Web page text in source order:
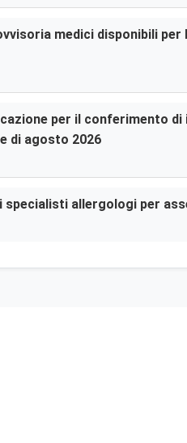
medici disponibili per
per il conferimento
di agosto 2026
specialisti allergologi per